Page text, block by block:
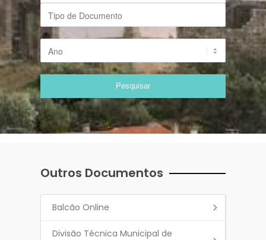
Outros Documentos
Balcão Online
Divisão Técnica Municipal de